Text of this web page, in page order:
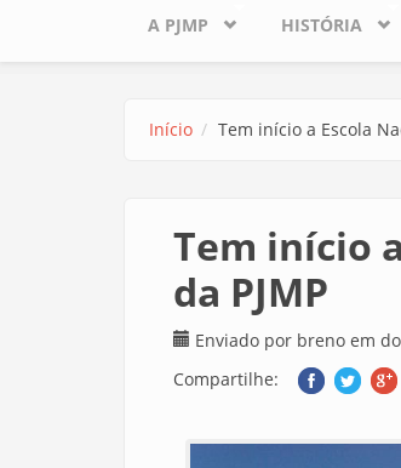
A PJMP HISTÓRIA
Início Tem início a Escola
Tem início
da PJMP
Enviado por breno em
Compartilhe: